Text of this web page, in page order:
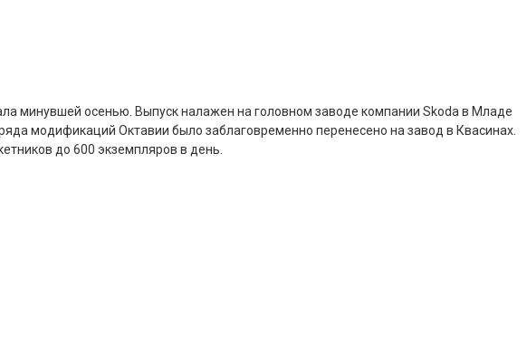
минувшей осенью. Выпуск налажен на головном заводе компании Skoda в Младе
модификаций Октавии было заблаговременно перенесено на завод в Квасинах.
до 600 экземпляров в день.